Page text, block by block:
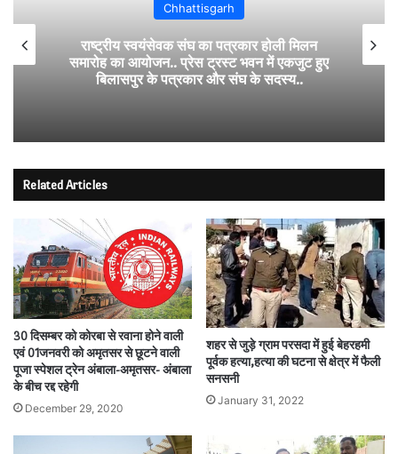
Chhattisgarh
राष्ट्रीय स्वयंसेवक संघ का पत्रकार होली मिलन
समारोह का आयोजन.. प्रेस ट्रस्ट भवन में एकजुट हुए
बिलासपुर के पत्रकार और संघ के सदस्य..
Related Articles
30 दिसम्बर को कोरबा से रवाना होने वाली
एवं 01जनवरी को अमृतसर से छूटने वाली
पूजा स्पेशल ट्रेन अंबाला-अमृतसर- अंबाला
के बीच रद्द रहेगी
December 29, 2020
शहर से जुड़े ग्राम परसदा में हुई बेहरहमी
पूर्वक हत्या,हत्या की घटना से क्षेत्र में फैली
सनसनी
January 31, 2022